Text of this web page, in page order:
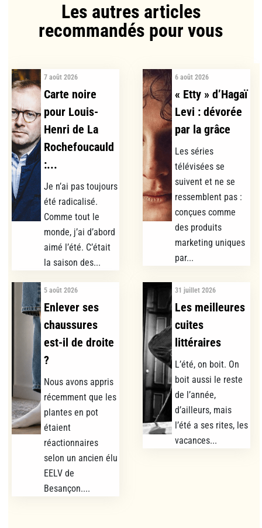
Les autres articles
recommandés pour vous​
7 août 2026
Carte noire
pour Louis-
Henri de La
Rochefoucauld
:...
Je n’ai pas toujours
été radicalisé.
Comme tout le
monde, j’ai d’abord
aimé l’été. C’était
la saison des...
6 août 2026
« Etty » d’Hagaï
Levi : dévorée
par la grâce
Les séries
télévisées se
suivent et ne se
ressemblent pas :
conçues comme
des produits
marketing uniques
par...
5 août 2026
Enlever ses
chaussures
est-il de droite
?
Nous avons appris
récemment que les
plantes en pot
étaient
réactionnaires
selon un ancien élu
EELV de
Besançon....
31 juillet 2026
Les meilleures
cuites
littéraires
L’été, on boit. On
boit aussi le reste
de l’année,
d’ailleurs, mais
l’été a ses rites, les
vacances...